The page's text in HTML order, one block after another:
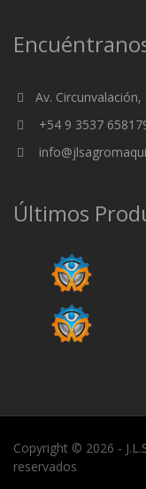
Av.
+54 9 3537
Últimos
Copyright © 2026 -
reservados